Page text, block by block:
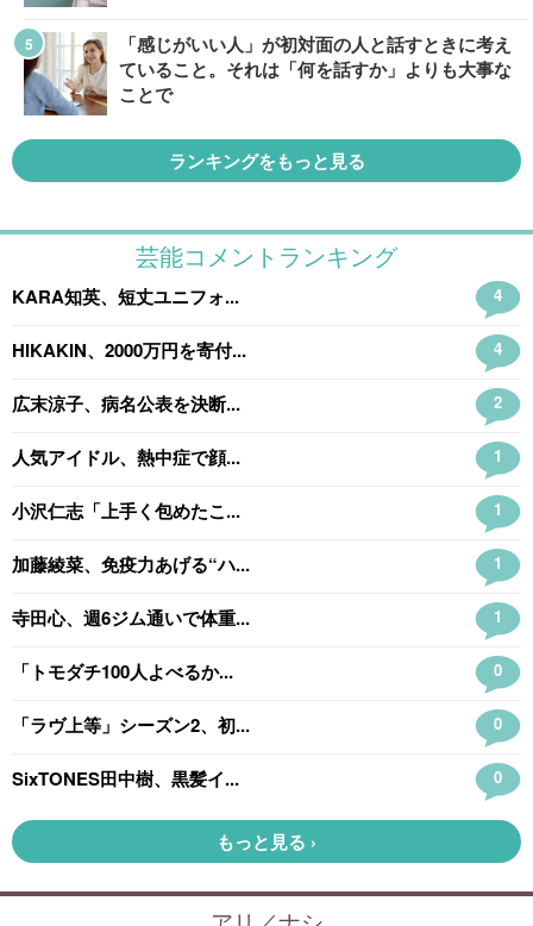
「感じがいい人」が初対面の人と話すときに考え
ていること。それは「何を話すか」よりも大事な
ことで
ランキングをもっと見る